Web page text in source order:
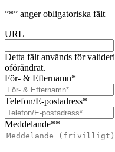
”*” anger obligatoriska fält
URL
Detta fält används för
oförändrat.
För- & Efternamn*
Telefon/E-postadress*
Meddelande**